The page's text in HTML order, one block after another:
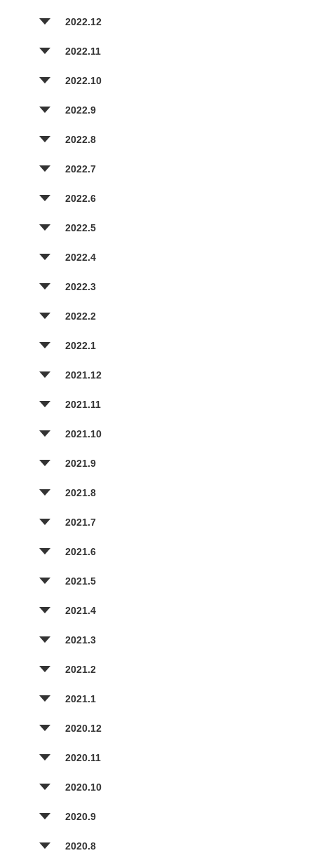
2022.12
2022.11
2022.10
2022.9
2022.8
2022.7
2022.6
2022.5
2022.4
2022.3
2022.2
2022.1
2021.12
2021.11
2021.10
2021.9
2021.8
2021.7
2021.6
2021.5
2021.4
2021.3
2021.2
2021.1
2020.12
2020.11
2020.10
2020.9
2020.8